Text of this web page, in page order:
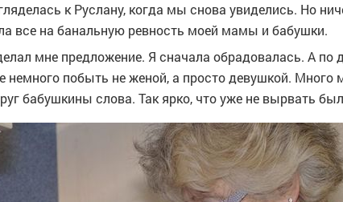
к Руслану, когда мы снова увиделись. Но
все на банальную ревность моей мамы и бабушки.
мне предложение. Я сначала обрадовалась. А по
немного побыть не женой, а просто девушкой. Много
бабушкины слова. Так ярко, что уже не вырвать